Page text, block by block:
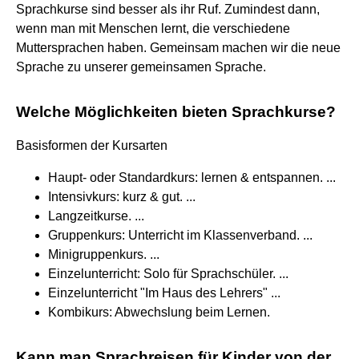
Sprachkurse sind besser als ihr Ruf. Zumindest dann,
wenn man mit Menschen lernt, die verschiedene
Muttersprachen haben. Gemeinsam machen wir die neue
Sprache zu unserer gemeinsamen Sprache.
Welche Möglichkeiten bieten Sprachkurse?
Basisformen der Kursarten
Haupt- oder Standardkurs: lernen & entspannen. ...
Intensivkurs: kurz & gut. ...
Langzeitkurse. ...
Gruppenkurs: Unterricht im Klassenverband. ...
Minigruppenkurs. ...
Einzelunterricht: Solo für Sprachschüler. ...
Einzelunterricht "Im Haus des Lehrers" ...
Kombikurs: Abwechslung beim Lernen.